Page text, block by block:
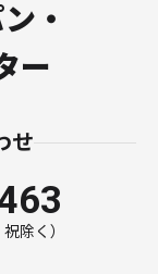
・
ー
せ
除く）